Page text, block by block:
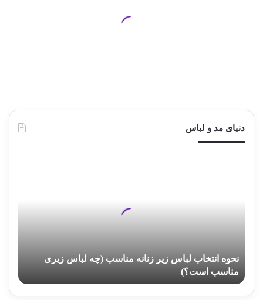
دنیای مد و لباس
زیری
مناسب
است؟)
نحوه انتخاب لباس زیر زنانه مناسب (چه لباس زیری
مناسب است؟)